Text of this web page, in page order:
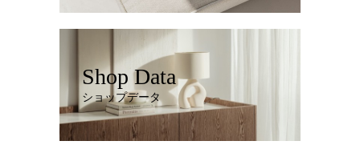
Shop Data
ショップデータ